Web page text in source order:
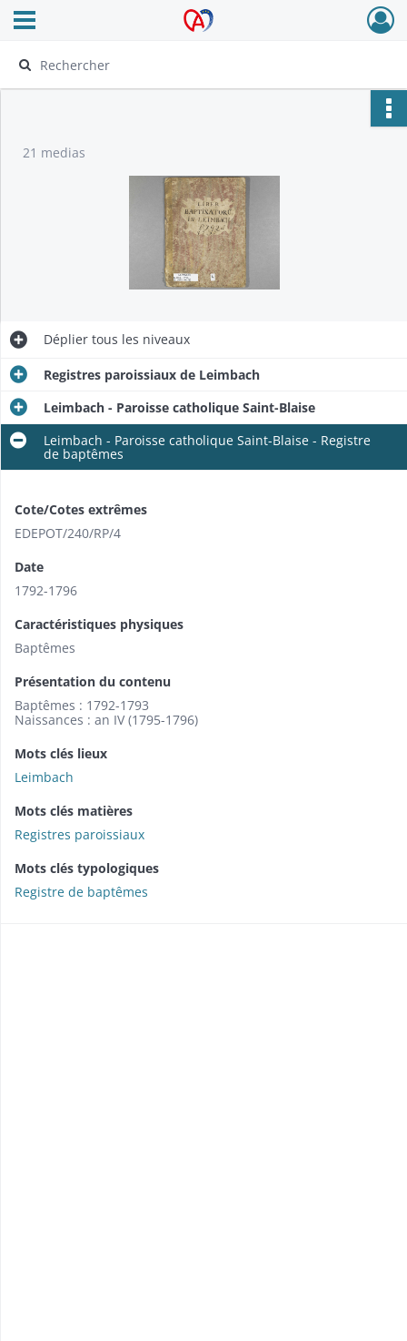
Archives Alsace - Colmar
Ouvrir le menu déroulant
21 medias
Déplier tous les niveaux
Registres paroissiaux de Leimbach
Leimbach - Paroisse catholique Saint-Blaise
Leimbach - Paroisse catholique Saint-Blaise - Registre
de baptêmes
Cote/Cotes extrêmes
EDEPOT/240/RP/4
Date
1792-1796
Caractéristiques physiques
Baptêmes
Présentation du contenu
Baptêmes : 1792-1793
Naissances : an IV (1795-1796)
Mots clés lieux
Leimbach
Mots clés matières
Registres paroissiaux
Mots clés typologiques
Registre de baptêmes